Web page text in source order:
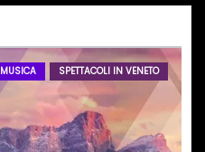
MUSICA SPETTACOLI IN VENETO